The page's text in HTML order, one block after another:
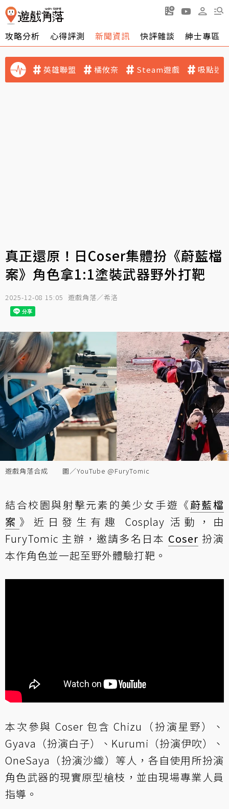
攻略分析 心得評測 新聞資訊 快評雜談 紳士專區
英雄聯盟 橘攸奈 Steam遊戲 吸點迷
真正還原！日Coser集體扮《蔚藍檔
案》角色拿1:1塗裝武器野外打靶
2025-12-08 15:05 遊戲角落／希洛
遊戲角落合成 圖／YouTube @FuryTomic
結合校園與射擊元素的美少女手遊《蔚藍檔
案 》近日發生有趣 Cosplay 活動，由
FuryTomic 主辦，邀請多名日本 Coser 扮演
本作角色並一起至野外體驗打靶。
本次參與 Coser 包含 Chizu（扮演星野）、
Gyava（扮演白子）、Kurumi（扮演伊吹）、
OneSaya（扮演沙織）等人，各自使用所扮演
角色武器的現實原型槍枝，並由現場專業人員
指導。